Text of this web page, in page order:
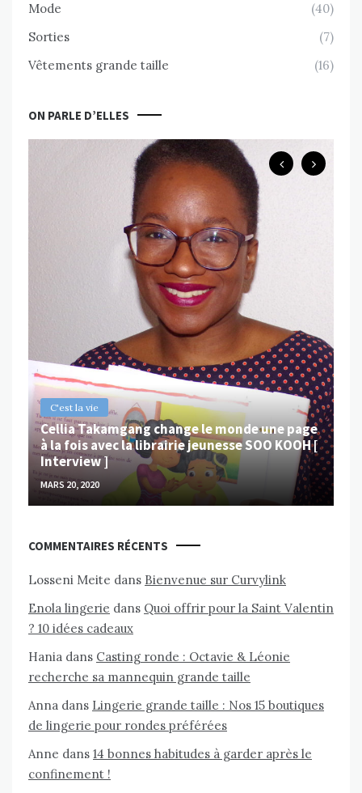
Mode
(40)
Sorties
(7)
Vêtements grande taille
(16)
ON PARLE D’ELLES
C'est la vie
Cellia Takamgang change le monde une page
à la fois avec la librairie jeunesse SOO KOOH [
Interview ]
MARS 20, 2020
COMMENTAIRES RÉCENTS
Losseni Meite dans Bienvenue sur Curvylink
Enola lingerie dans Quoi offrir pour la Saint Valentin
? 10 idées cadeaux
Hania dans Casting ronde : Octavie & Léonie
recherche sa mannequin grande taille
Anna dans Lingerie grande taille : Nos 15 boutiques
de lingerie pour rondes préférées
Anne dans 14 bonnes habitudes à garder après le
confinement !